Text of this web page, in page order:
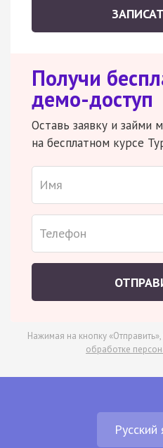
Получи
демо-доступ
Оставь заявку и займи
на бесплатном курсе
Нажимая на кнопку
обработке
Русский